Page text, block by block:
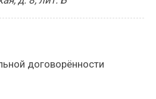
договорённости